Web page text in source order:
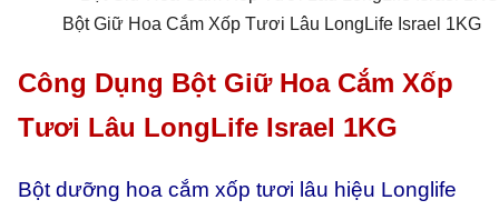
Bột Giữ Hoa Cắm Xốp Tươi Lâu LongLife Israel 1KG
Công Dụng Bột Giữ Hoa Cắm Xốp
Tươi Lâu LongLife Israel 1KG
Bột dưỡng hoa cắm xốp tươi lâu hiệu Longlife